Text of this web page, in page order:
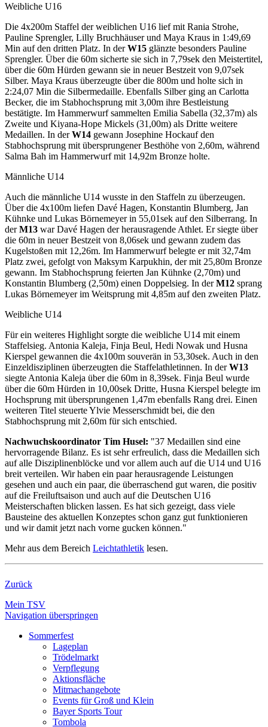
Weibliche U16
Die 4x200m Staffel der weiblichen U16 lief mit Rania Strohe,
Pauline Sprengler, Lilly Bruchhäuser und Maya Kraus in 1:49,69
Min auf den dritten Platz. In derW15 glänzte besonders Pauline
Sprengler. Über die 60m sicherte sie sich in 7,79sek den Meistertitel,
über die 60m Hürden gewann sie in neuer Bestzeit von 9,07sek
Silber. Maya Kraus überzeugte über die 800m und holte sich in
2:24,07 Min die Silbermedaille. Ebenfalls Silber ging an Carlotta
Becker, die im Stabhochsprung mit 3,00m ihre Bestleistung
bestätigte. Im Hammerwurf sammelten Emilia Sabella (32,37m) als
Zweite und Kiyana-Hope Mickels (31,00m) als Dritte weitere
Medaillen. In derW14 gewann Josephine Hockauf den
Stabhochsprung mit übersprungener Besthöhe von 2,60m, während
Salma Bah im Hammerwurf mit 14,92m Bronze holte.
Männliche U14
Auch die männliche U14 wusste in den Staffeln zu überzeugen.
Über die 4x100m liefen Davé Hagen, Konstantin Blumberg, Jan
Kühnke und Lukas Börnemeyer in 55,01sek auf den Silberrang. In
derM13 war Davé Hagen der herausragende Athlet. Er siegte über
die 60m in neuer Bestzeit von 8,06sek und gewann zudem das
Kugelstoßen mit 12,26m. Im Hammerwurf belegte er mit 32,74m
Platz zwei, gefolgt von Maksym Karpukhin, der mit 25,80m Bronze
gewann. Im Stabhochsprung feierten Jan Kühnke (2,70m) und
Konstantin Blumberg (2,50m) einen Doppelsieg. In derM12 sprang
Lukas Börnemeyer im Weitsprung mit 4,85m auf den zweiten Platz.
Weibliche U14
Für ein weiteres Highlight sorgte die weibliche U14 mit einem
Staffelsieg. Antonia Kaleja, Finja Beul, Hedi Nowak und Husna
Kierspel gewannen die 4x100m souverän in 53,30sek. Auch in den
Einzeldisziplinen überzeugten die Staffelathletinnen. In derW13
siegte Antonia Kaleja über die 60m in 8,39sek. Finja Beul wurde
über die 60m Hürden in 10,00sek Dritte, Husna Kierspel belegte im
Hochsprung mit übersprungenen 1,47m ebenfalls Rang drei. Einen
weiteren Titel steuerte Ylvie Messerschmidt bei, die den
Stabhochsprung mit 2,60m für sich entschied.
Nachwuchskoordinator Tim Husel: "37 Medaillen sind eine
hervorragende Bilanz. Es ist sehr erfreulich, dass die Medaillen sich
auf alle Disziplinenblöcke und vor allem auch auf die U14 und U16
breit verteilen. Wir haben ein paar herausragende Leistungen
gesehen und auch ein paar, die überraschend gut waren, die positiv
auf die Freiluftsaison und auch auf die Deutschen U16
Meisterschaften blicken lassen. Es hat sich gezeigt, dass viele
Bausteine des aktuellen Konzeptes schon ganz gut funktionieren
und wir damit jetzt nach vorne gucken können."
Mehr aus dem Bereich Leichtathletik lesen.
Zurück
Mein TSV
Navigation überspringen
Sommerfest
Lageplan
Trödelmarkt
Verpflegung
Aktionsfläche
Mitmachangebote
Events für Groß und Klein
Bayer Sports Tour
Tombola